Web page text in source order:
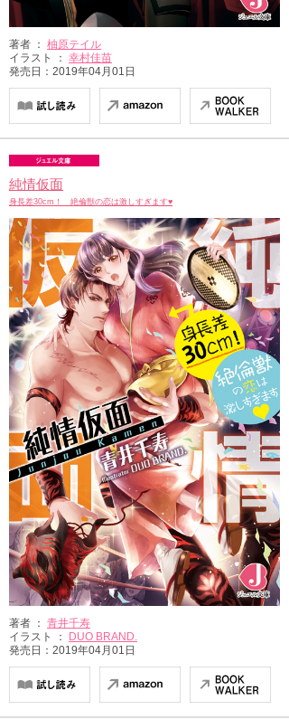
著者 ： 柚原テイル
イラスト ： 幸村佳苗
発売日：2019年04月01日
純情仮面
身長差30cm！ 絶倫獣の恋は激しすぎます♥
著者 ： 青井千寿
イラスト ：
DUO BRAND.
発売日：2019年04月01日